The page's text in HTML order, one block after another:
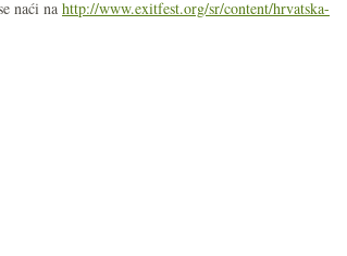
naći na http://www.exitfest.org/sr/content/hrvatska-